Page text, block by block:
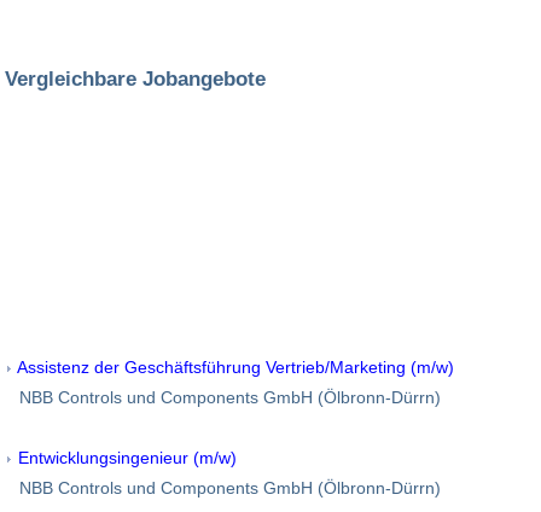
Vergleichbare Jobangebote
Assistenz der Geschäftsführung Vertrieb/Marketing (m/w)
NBB Controls und Components GmbH (Ölbronn-Dürrn)
Entwicklungsingenieur (m/w)
NBB Controls und Components GmbH (Ölbronn-Dürrn)